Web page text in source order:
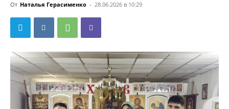
От Наталья Герасименко - 28.06.2026 в 10:29